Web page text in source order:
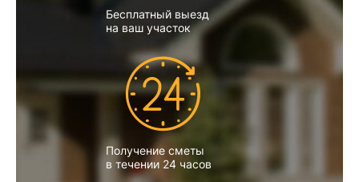
Бесплатный выезд
на ваш участок
Получение сметы
в течении 24 часов